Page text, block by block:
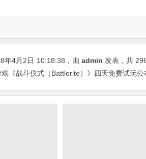
年4月2日 10:18:38 ，由 admin 发表，共
《战斗仪式（Battlerite）》四天免费试玩